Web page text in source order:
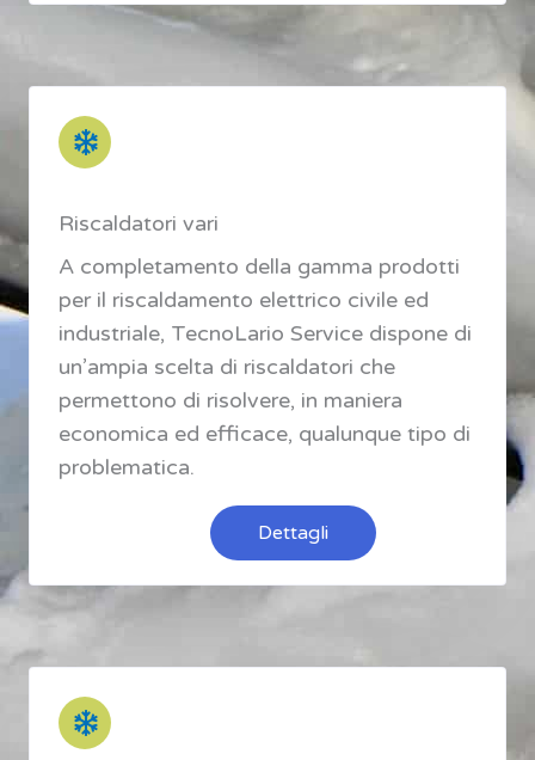
Riscaldatori vari
A completamento della gamma prodotti
per il riscaldamento elettrico civile ed
industriale, TecnoLario Service dispone di
un’ampia scelta di riscaldatori che
permettono di risolvere, in maniera
economica ed efficace, qualunque tipo di
problematica.
Dettagli